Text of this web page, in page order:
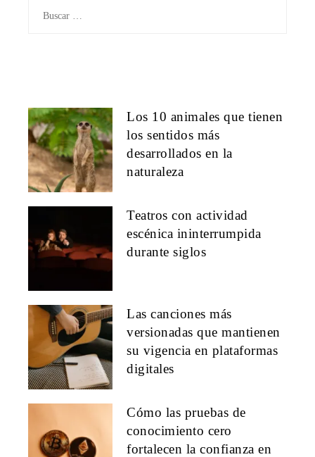
Los 10 animales que tienen
los sentidos más
desarrollados en la
naturaleza
Teatros con actividad
escénica ininterrumpida
durante siglos
Las canciones más
versionadas que mantienen
su vigencia en plataformas
digitales
Cómo las pruebas de
conocimiento cero
fortalecen la confianza en